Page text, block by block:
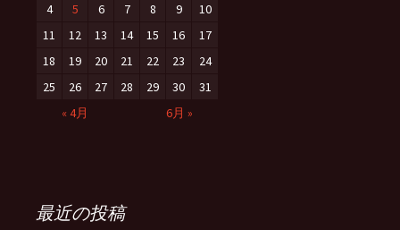
« 4月 6月 »
4
5 6 7 8 9
10
11
12 13 14 15 16
17
18
19 20 21 22 23
24
25
26 27 28 29 30 31
最近の投稿